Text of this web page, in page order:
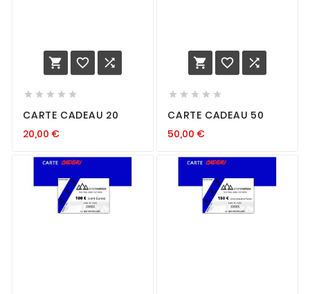
  
    
CARTE CADEAU 20
20,00 €
  
    
CARTE CADEAU 50
50,00 €